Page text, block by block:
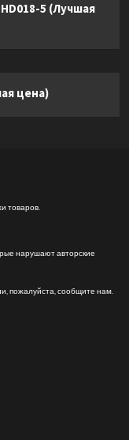
5 (Лучшая
цена)
товаров.
нарушают авторские
пожалуйста, сообщите нам.